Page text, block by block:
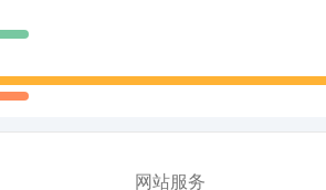
网站服务